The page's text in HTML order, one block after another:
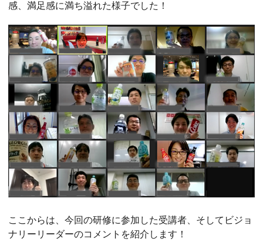
感、満足感に満ち溢れた様子でした！
ここからは、今回の研修に参加した受講者、そしてビジョ
ナリーリーダーのコメントを紹介します！